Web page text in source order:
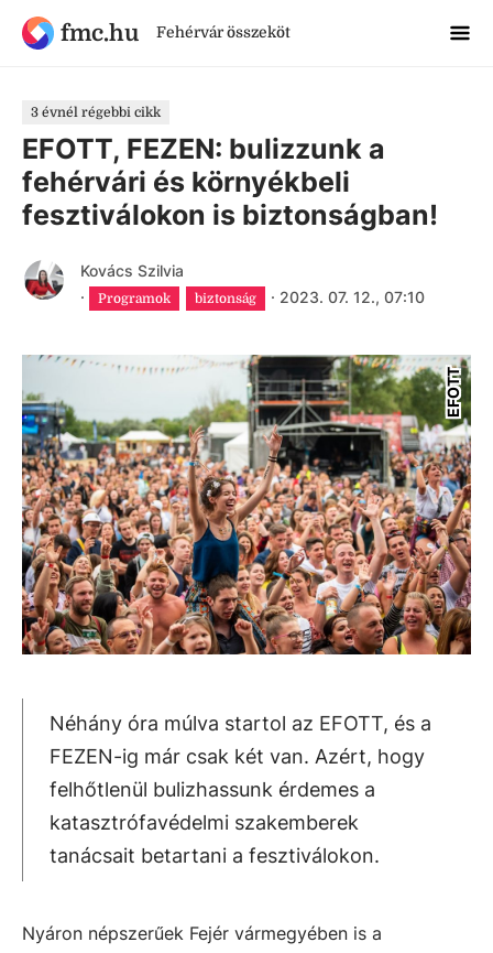
fmc.hu Fehérvár összeköt
3 évnél régebbi cikk
EFOTT, FEZEN: bulizzunk a
fehérvári és környékbeli
fesztiválokon is biztonságban!
Kovács Szilvia
·
Programok biztonság · 2023. 07. 12., 07:10
EFOTT
Néhány óra múlva startol az EFOTT, és a
FEZEN-ig már csak két van. Azért, hogy
felhőtlenül bulizhassunk érdemes a
katasztrófavédelmi szakemberek
tanácsait betartani a fesztiválokon.
Nyáron népszerűek Fejér vármegyében is a